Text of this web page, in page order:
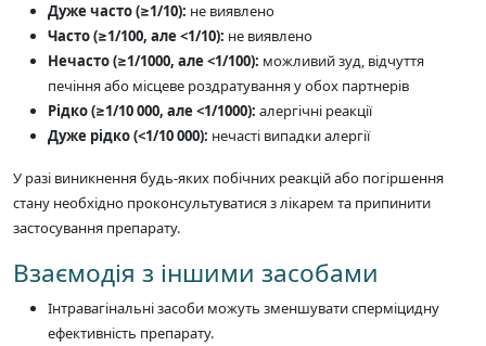
Дуже часто (≥1/10): не виявлено
Часто (≥1/100, але <1/10): не виявлено
Нечасто (≥1/1000, але <1/100): можливий зуд, відчуття
печіння або місцеве роздратування у обох партнерів
Рідко (≥1/10 000, але <1/1000): алергічні реакції
Дуже рідко (<1/10 000): нечасті випадки алергії
У разі виникнення будь-яких побічних реакцій або погіршення
стану необхідно проконсультуватися з лікарем та припинити
застосування препарату.
Взаємодія з іншими засобами
Інтравагінальні засоби можуть зменшувати сперміцидну
ефективність препарату.